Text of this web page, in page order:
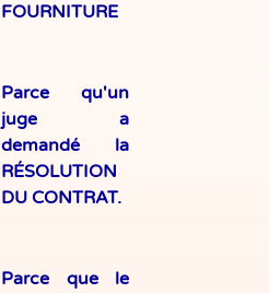
FOURNITURE
Parce qu'un
juge a
demandé la
RÉSOLUTION
DU CONTRAT.
Parce que le